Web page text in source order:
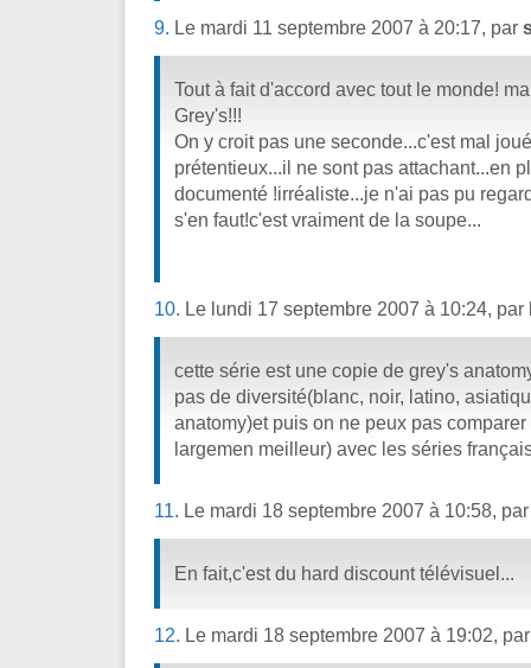
9. Le mardi 11 septembre 2007 à 20:17, par
Tout à fait d'accord avec tout le monde!
Grey's!!!
On y croit pas une seconde...c'est mal
prétentieux...il ne sont pas attachant...en
documenté !irréaliste...je n'ai pas pu
s'en faut!c'est vraiment de la soupe...
10. Le lundi 17 septembre 2007 à 10:24, par
cette série est une copie de grey's
pas de diversité(blanc, noir, latino,
anatomy)et puis on ne peux pas
largemen meilleur) avec les séries
11. Le mardi 18 septembre 2007 à 10:58,
En fait,c'est du hard discount télévisuel...
12. Le mardi 18 septembre 2007 à 19:02,